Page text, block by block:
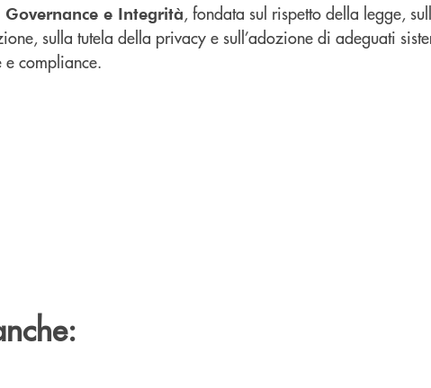
e Integrità, fondata sul rispetto della legge,
sulla tutela della privacy e sull’adozione di adeguati
e compliance.